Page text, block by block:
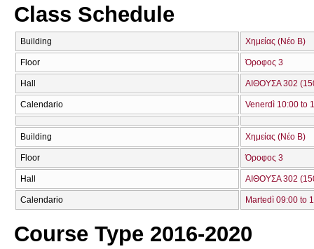
Class Schedule
Building Χημείας (Νέο Β)
Floor Όροφος 3
Hall ΑΙΘΟΥΣΑ 302
Calendario Venerdì 10:00 to
Building Χημείας (Νέο Β)
Floor Όροφος 3
Hall ΑΙΘΟΥΣΑ 302
Calendario Martedì 09:00 to
Course Type 2016-2020